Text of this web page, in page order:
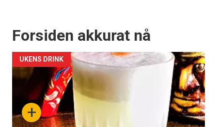
Forsiden akkurat nå
+
UKENS DRINK